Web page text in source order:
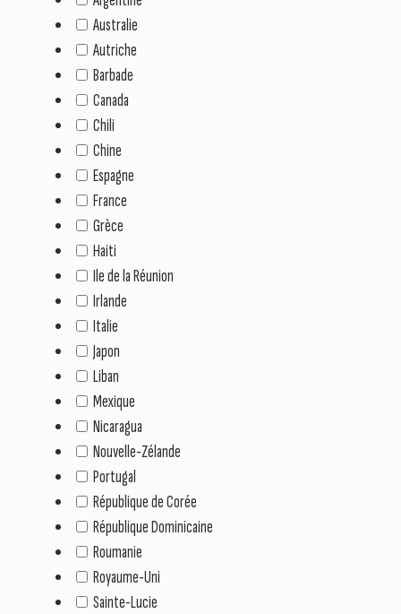
Australie
Autriche
Barbade
Canada
Chili
Chine
Espagne
France
Grèce
Haiti
Ile de la Réunion
Irlande
Italie
Japon
Liban
Mexique
Nicaragua
Nouvelle-Zélande
Portugal
République de Corée
République Dominicaine
Roumanie
Royaume-Uni
Sainte-Lucie